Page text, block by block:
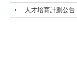
人才培育計劃公告